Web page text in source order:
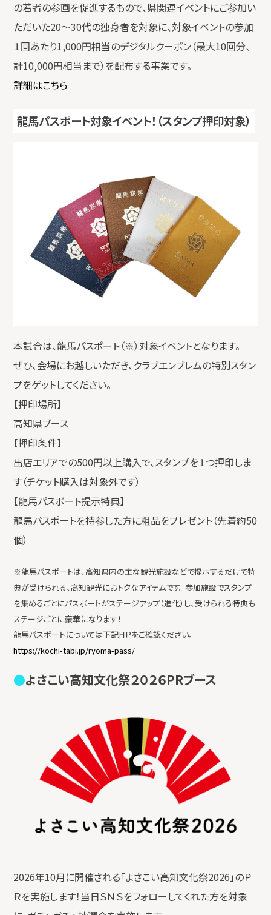
の若者の参画を促進するもので、県関連イベントにご参加い
ただいた20～30代の独身者を対象に、対象イベントの参加
１回あたり1,000円相当のデジタルクーポン（最大10回分、
計10,000円相当まで）を配布する事業です。
詳細はこちら
龍馬パスポート対象イベント！（スタンプ押印対象）
本試合は、龍馬パスポート（※）対象イベントとなります。
ぜひ、会場にお越しいただき、クラブエンブレムの特別スタン
プをゲットしてください。
【押印場所】
高知県ブース
【押印条件】
出店エリアでの500円以上購入で、スタンプを１つ押印しま
す（チケット購入は対象外です）
【龍馬パスポート提示特典】
龍馬パスポートを持参した方に粗品をプレゼント（先着約50
個）
※龍馬パスポートは、高知県内の主な観光施設などで提示するだけで特
典が受けられる、高知観光におトクなアイテムです。 参加施設でスタンプ
を集めるごとにパスポートがステージアップ（進化）し、受けられる特典も
ステージごとに豪華になります！
龍馬パスポートについては下記ＨＰをご確認ください。
https://kochi-tabi.jp/ryoma-pass/
よさこい高知文化祭２０２６PRブース
2026年10月に開催される「よさこい高知文化祭2026」のＰ
Ｒを実施します！当日ＳＮＳをフォローしてくれた方を対象